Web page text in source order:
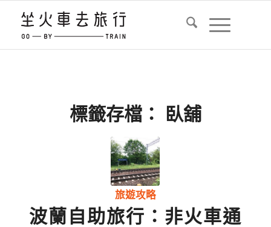
標籤存檔： 臥舖
旅遊攻略
波蘭自助旅行：非火車通